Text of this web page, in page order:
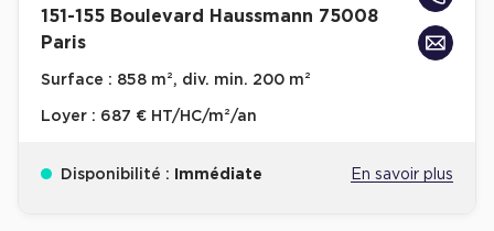
151-155 Boulevard Haussmann 75008
Paris
Surface : 858 m², div. min. 200 m²
Loyer : 687 € HT/HC/m²/an
Disponibilité : Immédiate En savoir plus